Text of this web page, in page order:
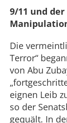
9/11 und der
Die
Terror“
von Abu
eignen Leib
so der
gequält. In